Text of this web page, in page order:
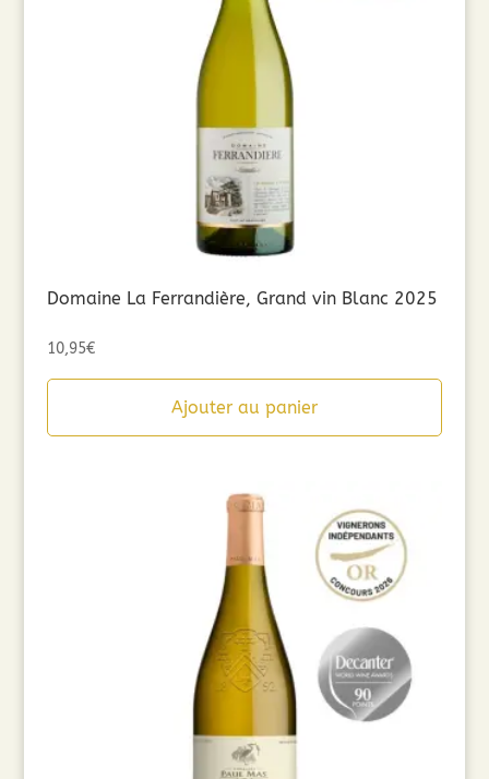
Domaine La Ferrandière, Grand vin Blanc 2025
10,95€
Ajouter au panier